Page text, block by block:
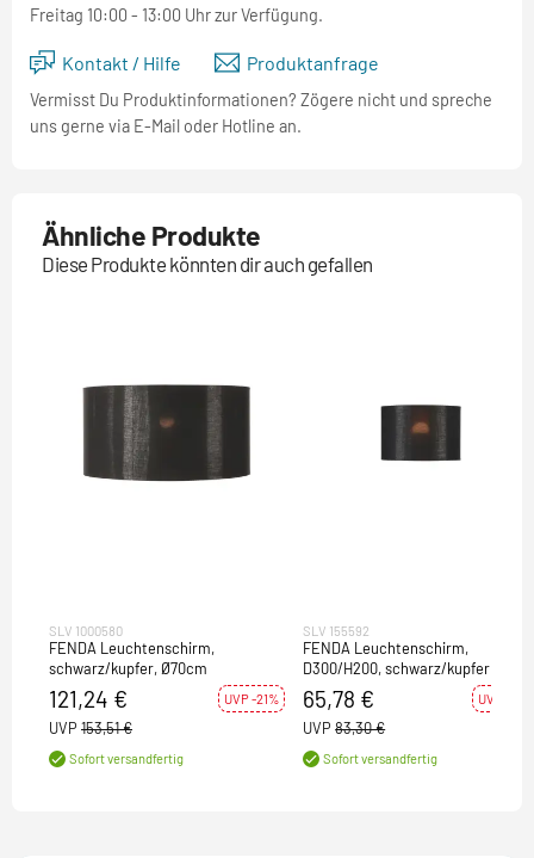
Freitag 10:00 - 13:00 Uhr zur Verfügung.
Kontakt / Hilfe Produktanfrage
Vermisst Du Produktinformationen? Zögere nicht und spreche
uns gerne via E-Mail oder Hotline an.
Ähnliche Produkte
Diese Produkte könnten dir auch gefallen
SLV 1000580
FENDA Leuchtenschirm,
schwarz/kupfer, Ø70cm
121,24 € UVP -21%
UVP 153,51 €
Sofort versandfertig
SLV 155592
FENDA Leuchtenschirm,
D300/H200, schwarz/kupfer
65,78 € UVP -21%
UVP 83,30 €
Sofort versandfertig